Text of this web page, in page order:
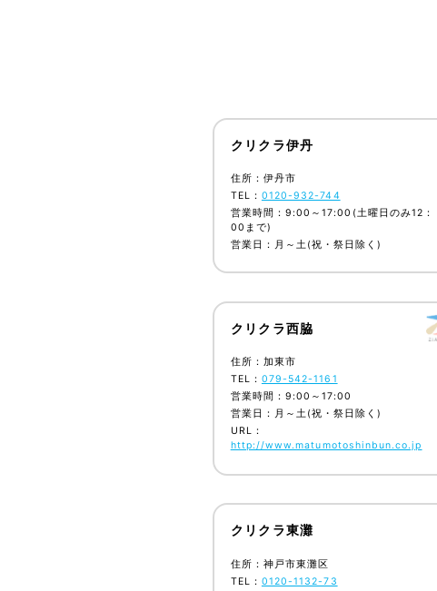
クリクラ伊丹
住所：伊丹市
TEL： 0120-932-744
営業時間：9:00～17:00(土曜日のみ12：
00まで)
営業日：月～土(祝・祭日除く)
クリクラ西脇
住所：加東市
TEL： 079-542-1161
営業時間：9:00～17:00
営業日：月～土(祝・祭日除く)
URL：
http://www.matumotoshinbun.co.jp
クリクラ東灘
住所：神戸市東灘区
TEL： 0120-1132-73